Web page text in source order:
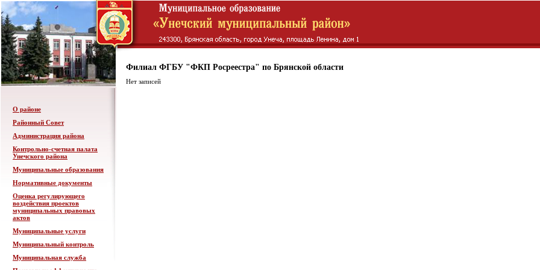
О районе
Районный Совет
Администрация района
Контрольно-счетная палата
Унечского района
Муниципальные образования
Нормативные документы
Оценка регулирующего
воздействия проектов
муниципальных правовых
актов
Муниципальные услуги
Муниципальный контроль
Муниципальная служба
Филиал ФГБУ "ФКП Росреестра" по Брянской области
Нет записей